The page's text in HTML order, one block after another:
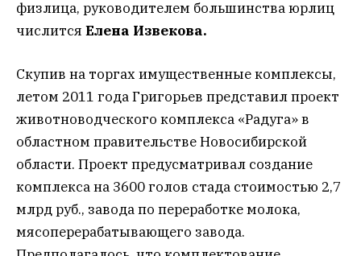
физлица, руководителем большинства юрлиц
числится Елена Извекова.
Скупив на торгах имущественные комплексы,
летом 2011 года Григорьев представил проект
животноводческого комплекса «Радуга» в
областном правительстве Новосибирской
области. Проект предусматривал создание
комплекса на 3600 голов стада стоимостью 2,7
млрд руб., завода по переработке молока,
мясоперерабатывающего завода.